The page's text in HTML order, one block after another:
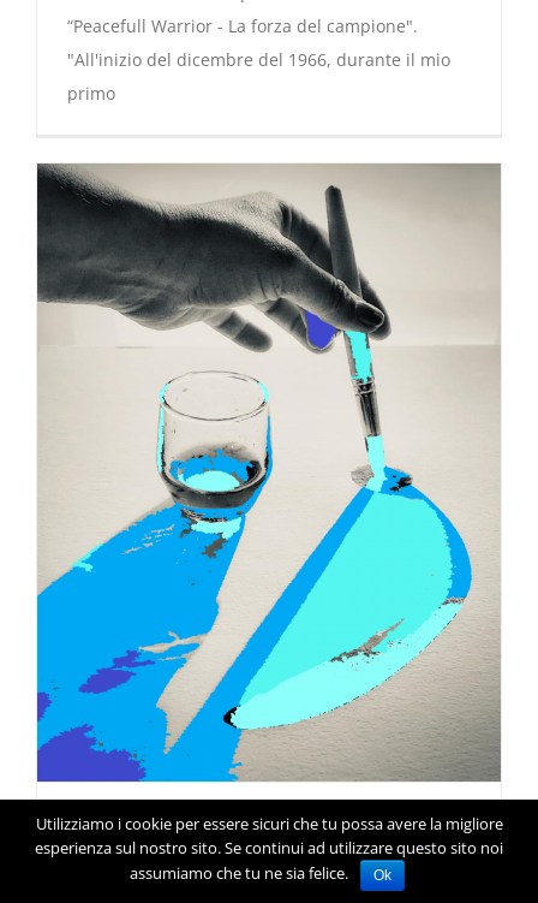
“Peacefull Warrior - La forza del campione".
"All'inizio del dicembre del 1966, durante il mio
primo
Disegnare LiberaMente 2^ incontro
Cari soci e simpatizzanti, vi invitiamo a
Utilizziamo i cookie per essere sicuri che tu possa avere la migliore
esperienza sul nostro sito. Se continui ad utilizzare questo sito noi
assumiamo che tu ne sia felice.
Ok